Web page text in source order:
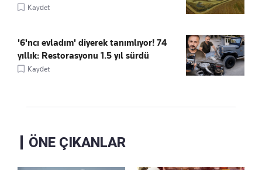
Kaydet
'6'ncı evladım' diyerek tanımlıyor! 74
yıllık: Restorasyonu 1.5 yıl sürdü
Kaydet
ÖNE ÇIKANLAR